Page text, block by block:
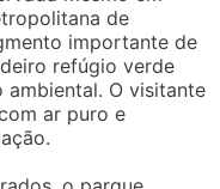
de
importante de
refúgio verde
ambiental. O visitante
ar puro e